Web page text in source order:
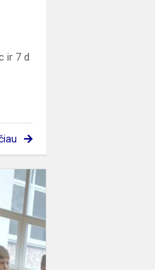
ir 7 d
klasėse
startuoja
„Nuodugnaus